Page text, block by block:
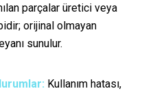
parçalar üretici veya
orijinal olmayan
sunulur.
Kullanım hatası,